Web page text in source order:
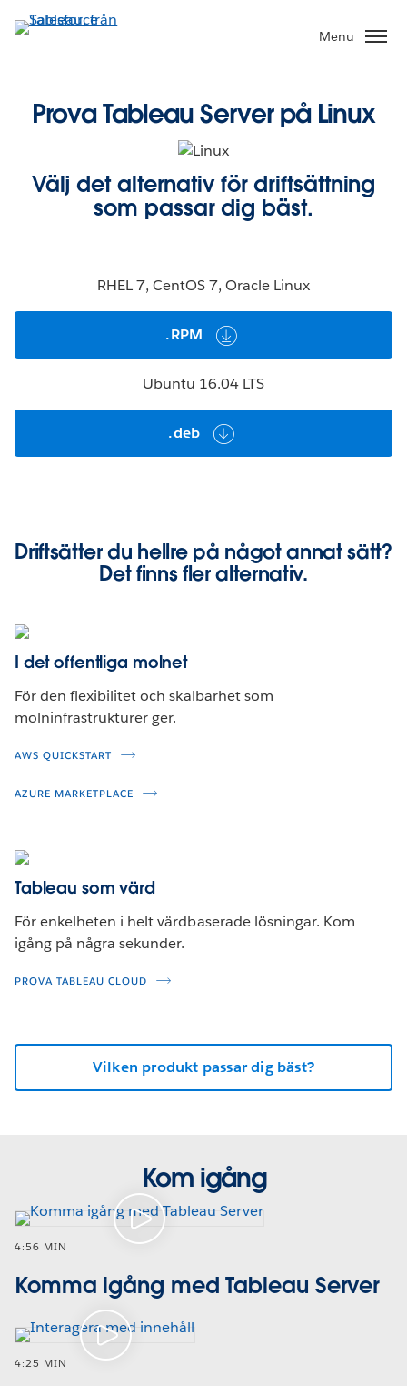
vidare
Menu
Prova Tableau Server på Linux
Välj det alternativ för driftsättning
som passar dig bäst.
RHEL 7, CentOS 7, Oracle Linux
.RPM
Ubuntu 16.04 LTS
.deb
Driftsätter du hellre på något annat sätt?
Det finns fler alternativ.
I det offentliga molnet
För den flexibilitet och skalbarhet som
molninfrastrukturer ger.
AWS QUICKSTART
AZURE MARKETPLACE
Tableau som värd
För enkelheten i helt värdbaserade lösningar. Kom
igång på några sekunder.
PROVA TABLEAU CLOUD
Vilken produkt passar dig bäst?
Kom igång
4:56 MIN
Komma igång med Tableau Server
4:25 MIN